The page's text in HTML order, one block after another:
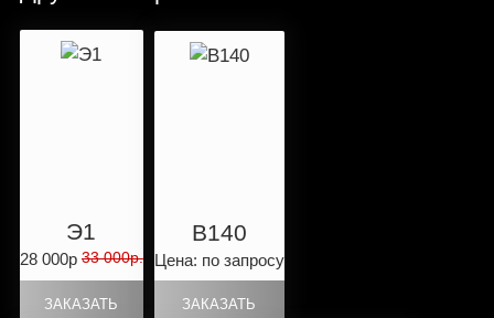
Э1
28 000р 33 000р.
B140
Цена: по запросу